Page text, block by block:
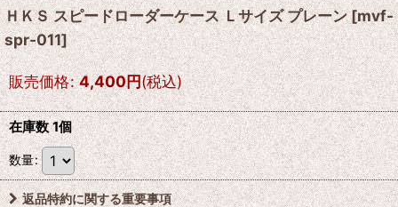
ＨＫＳ スピードローダーケース Ｌサイズ プレーン [mvf-
spr-011]
販売価格: 4,400円(税込)
在庫数 1個
数量:
返品特約に関する重要事項